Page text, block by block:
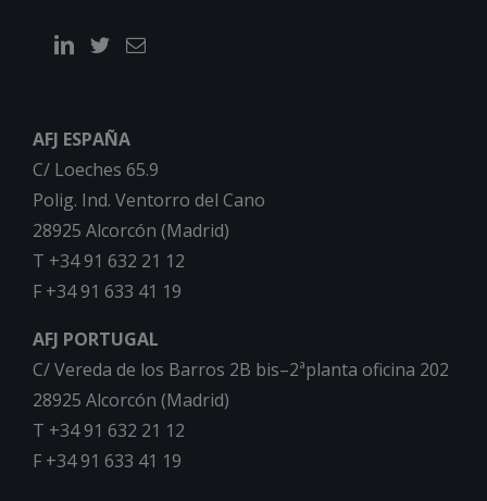
AFJ ESPAÑA
C/ Loeches 65.9
Polig. Ind. Ventorro del Cano
28925 Alcorcón (Madrid)
T +34 91 632 21 12
F +34 91 633 41 19
AFJ PORTUGAL
C/ Vereda de los Barros 2B bis–2ªplanta oficina 202
28925 Alcorcón (Madrid)
T +34 91 632 21 12
F +34 91 633 41 19